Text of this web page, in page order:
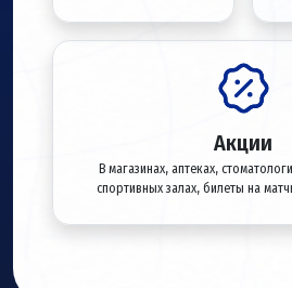
Акции
В магазинах, аптеках,
спортивных залах, билеты на